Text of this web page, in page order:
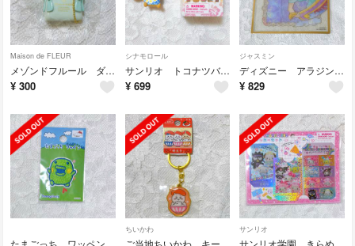
Maison de FLEUR
メゾンドフルール ダブルリボントートバッグ ミニチュアチャーム ミント
¥ 300
シナモロール
サンリオ トコナツバケーションデザイン シークレットマスコット シナモロール
¥ 699
ジャスミン
ディズニー アラジン ジャスミン クリア色紙
¥ 829
ちいかわ サンリオ